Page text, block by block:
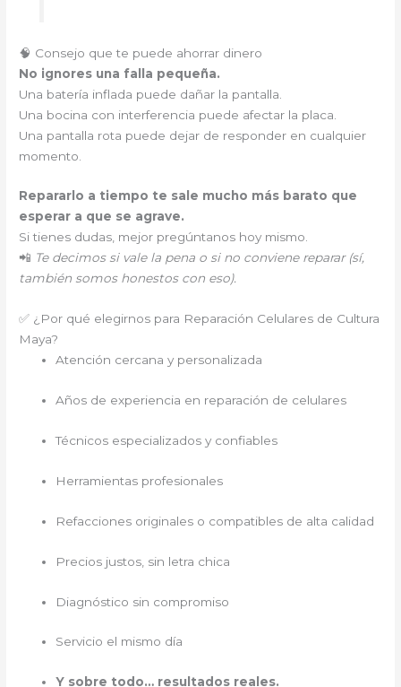
🧠 Consejo que te puede ahorrar dinero
No ignores una falla pequeña.
Una batería inflada puede dañar la pantalla.
Una bocina con interferencia puede afectar la placa.
Una pantalla rota puede dejar de responder en cualquier
momento.
Repararlo a tiempo te sale mucho más barato que
esperar a que se agrave.
Si tienes dudas, mejor pregúntanos hoy mismo.
📲 Te decimos si vale la pena o si no conviene reparar (sí,
también somos honestos con eso).
✅ ¿Por qué elegirnos para Reparación Celulares de Cultura
Maya?
Atención cercana y personalizada
Años de experiencia en reparación de celulares
Técnicos especializados y confiables
Herramientas profesionales
Refacciones originales o compatibles de alta calidad
Precios justos, sin letra chica
Diagnóstico sin compromiso
Servicio el mismo día
Y sobre todo… resultados reales.